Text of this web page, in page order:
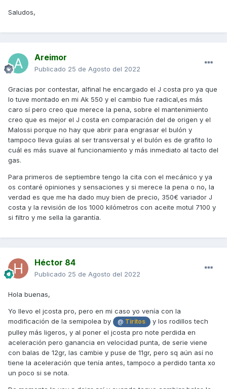
Saludos,
Areimor
Publicado 25 de Agosto del 2022
Gracias por contestar, alfinal he encargado el J costa pro ya que
lo tuve montado en mi Ak 550 y el cambio fue radical,es más
caro sí pero creo que merece la pena, sobre el mantenimiento
creo que es mejor el J costa en comparación del de origen y el
Malossi porque no hay que abrir para engrasar el bulón y
tampoco lleva guías al ser transversal y el bulón es de grafito lo
cuál es más suave al funcionamiento y más inmediato al tacto del
gas.
Para primeros de septiembre tengo la cita con el mecánico y ya
os contaré opiniones y sensaciones y si merece la pena o no, la
verdad es que me ha dado muy bien de precio, 350€ variador J
costa y la revisión de los 1000 kilómetros con aceite motul 7100 y
si filtro y me sella la garantía.
Héctor 84
Publicado 25 de Agosto del 2022
Hola buenas,
Yo llevo el jcosta pro, pero en mi caso yo venía con la
modificación de la semipolea by
@ Tiritos
y los rodillos tech
pulley más ligeros, y al poner el jcosta pro note perdida en
aceleración pero ganancia en velocidad punta, de serie viene
con balas de 12gr, las cambie y puse de 11gr, pero sq aún así no
tiene la aceleración que tenía antes, tampoco a perdido tanta xo
un poco si se nota.